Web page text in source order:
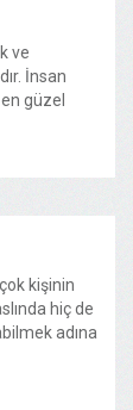
ve
İnsan
güzel
kişinin
hiç de
adına